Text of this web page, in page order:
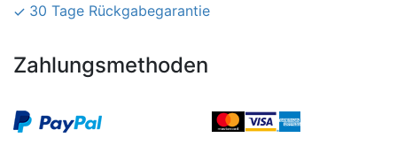
30 Tage Rückgabegarantie
Zahlungsmethoden